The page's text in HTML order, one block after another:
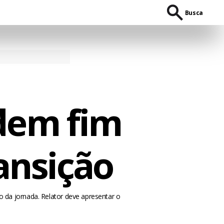
Busca
fim
da jornada. Relator deve apresentar o